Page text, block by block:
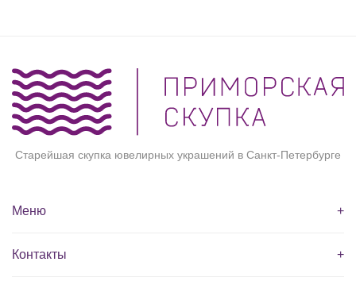
Старейшая скупка ювелирных украшений в Санкт-Петербурге
Меню +
Контакты +